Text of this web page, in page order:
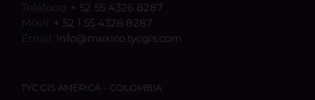
Teléfono: + 52 55 4326 8287
Móvil: + 52 1 55 4326 8287
Email: info@mexico.tycgis.com
TYC GIS AMÉRICA – COLOMBIA